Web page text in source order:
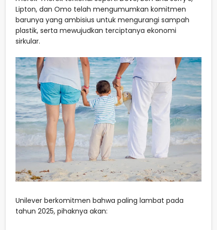
Lipton, dan Omo telah mengumumkan komitmen
barunya yang ambisius untuk mengurangi sampah
plastik, serta mewujudkan terciptanya ekonomi
sirkular.
Unilever berkomitmen bahwa paling lambat pada
tahun 2025, pihaknya akan: